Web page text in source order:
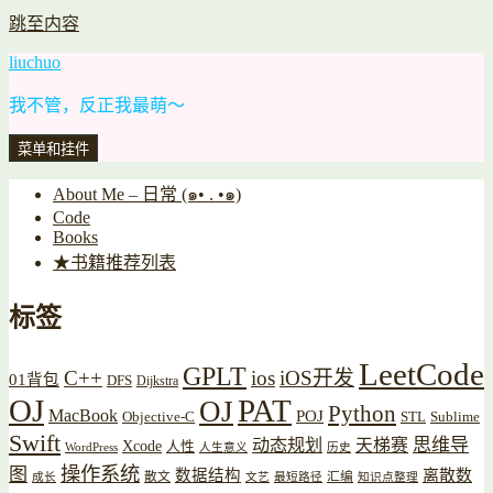
跳至内容
liuchuo
我不管，反正我最萌～
菜单和挂件
About Me – 日常 (๑• . •๑)
Code
Books
★书籍推荐列表
标签
01背包 C++ DFS Dijkstra GPLTiosiOS开发 LeetCode
OJ MacBook Objective-C OJPAT POJ Python STL Sublime
Swift WordPress Xcode 人性 人生意义 动态规划 历史 天梯赛 思维导
图
成长 操作系统 散文 数据结构 文艺 最短路径 汇编 知识点整理 离散数